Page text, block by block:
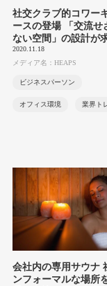
社交クラブ的コワー
ースの登場 「交流せ
ない空間」の設計が
2020.11.18
メディア名：HEAPS
ビジネスパーソン
オフィス環境 業界ト
会社内の専用サウナ
ンフォーマルな場所